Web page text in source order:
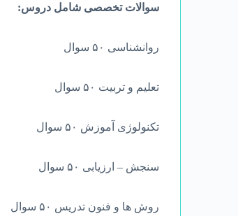
سوالات تخصصی شامل دروس:
روانشناسی ۵۰ سوال
تعلیم و تربیت ۵۰ سوال
تکنولوژی آموزش ۵۰ سوال
سنجش – ارزیابی ۵۰ سوال
روش ها و فنون تدریس ۵۰ سوال